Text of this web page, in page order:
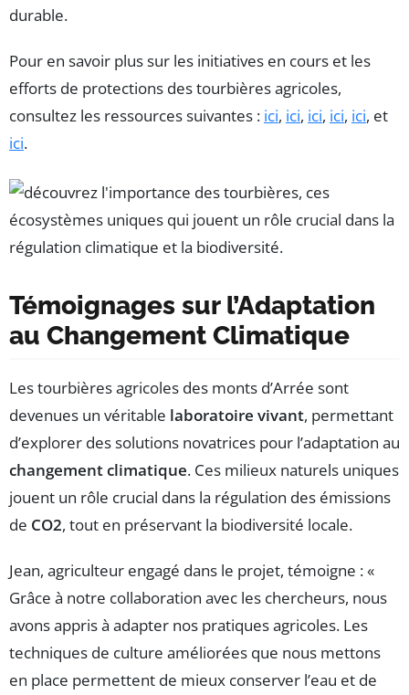
durable.
Pour en savoir plus sur les initiatives en cours et les
efforts de protections des tourbières agricoles,
consultez les ressources suivantes : ici, ici, ici, ici, ici, et
ici.
Témoignages sur l’Adaptation
au Changement Climatique
Les tourbières agricoles des monts d’Arrée sont
devenues un véritable laboratoire vivant, permettant
d’explorer des solutions novatrices pour l’adaptation au
changement climatique. Ces milieux naturels uniques
jouent un rôle crucial dans la régulation des émissions
de CO2, tout en préservant la biodiversité locale.
Jean, agriculteur engagé dans le projet, témoigne : «
Grâce à notre collaboration avec les chercheurs, nous
avons appris à adapter nos pratiques agricoles. Les
techniques de culture améliorées que nous mettons
en place permettent de mieux conserver l’eau et de